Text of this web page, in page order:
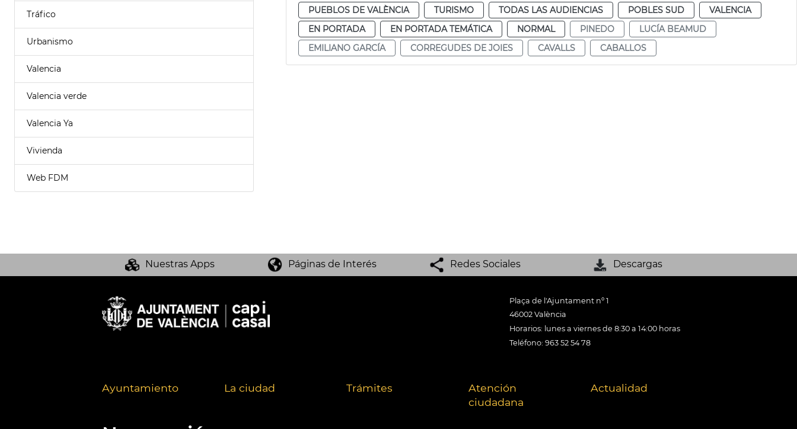
Tráfico
Urbanismo
Valencia
Valencia verde
Valencia Ya
Vivienda
Web FDM
PUEBLOS DE VALÈNCIA TURISMO TODAS LAS AUDIENCIAS POBLES SUD
VALENCIA
EN PORTADA
EN PORTADA TEMÁTICA NORMAL PINEDO
LUCÍA BEAMUD
EMILIANO GARCÍA
CORREGUDES DE JOIES CAVALLS CABALLOS
Nuestras Apps Páginas de Interés Redes Sociales Descargas
Plaça de l'Ajuntament nº 1
46002 València
Horarios: lunes a viernes de 8:30 a 14:00 horas
Teléfono: 963 52 54 78
Ayuntamiento La ciudad Trámites
Atención
ciudadana
Actualidad